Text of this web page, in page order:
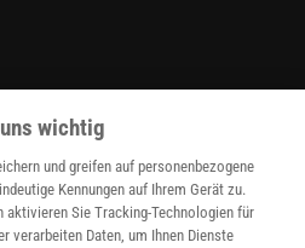
wichtig
und greifen auf personenbezogene
Kennungen auf Ihrem Gerät zu.
aktivieren Sie Tracking-Technologien für
verarbeiten Daten, um Ihnen Dienste